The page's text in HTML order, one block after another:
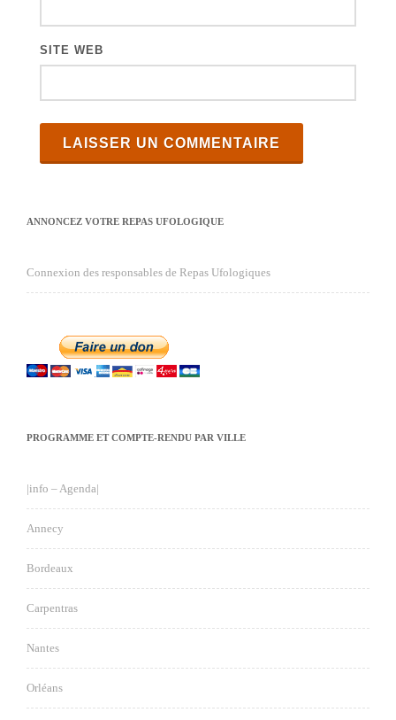
SITE WEB
ANNONCEZ VOTRE REPAS UFOLOGIQUE
Connexion des responsables de Repas Ufologiques
PROGRAMME ET COMPTE-RENDU PAR VILLE
|info – Agenda|
Annecy
Bordeaux
Carpentras
Nantes
Orléans